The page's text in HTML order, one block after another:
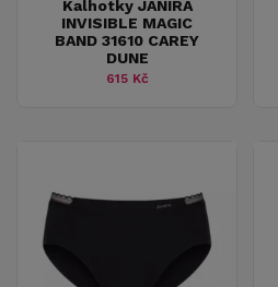
Kalhotky JANIRA
INVISIBLE MAGIC
BAND 31610 CAREY
DUNE
615 Kč